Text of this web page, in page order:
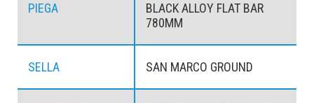
PIEGA
BLACK ALLOY FLAT BAR
780MM
SELLA SAN MARCO GROUND